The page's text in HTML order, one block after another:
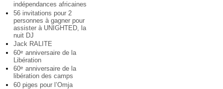
indépendances africaines
56 invitations pour 2
personnes à gagner pour
assister à UNIGHTED, la
nuit DJ
Jack RALITE
60e anniversaire de la
Libération
60e anniversaire de la
libération des camps
60 piges pour l’Omja